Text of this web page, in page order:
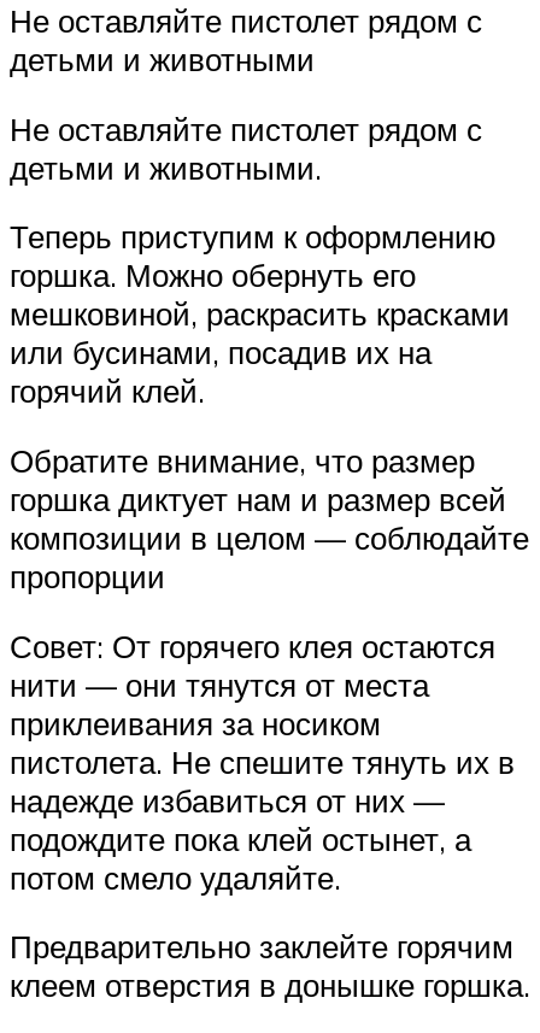
Не оставляйте пистолет рядом с
детьми и животными
Не оставляйте пистолет рядом с
детьми и животными.
Теперь приступим к оформлению
горшка. Можно обернуть его
мешковиной, раскрасить красками
или бусинами, посадив их на
горячий клей.
Обратите внимание, что размер
горшка диктует нам и размер всей
композиции в целом — соблюдайте
пропорции
Совет: От горячего клея остаются
нити — они тянутся от места
приклеивания за носиком
пистолета. Не спешите тянуть их в
надежде избавиться от них —
подождите пока клей остынет, а
потом смело удаляйте.
Предварительно заклейте горячим
клеем отверстия в донышке горшка.